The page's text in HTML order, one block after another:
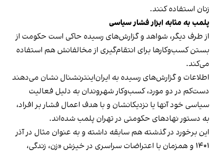
زنان استفاده کنند.
پلمب به مثابه ابزار فشار سیاسی
از طرف دیگر، شواهد و گزارش‌های رسیده حاکی است حکومت از
بستن کسب‌وکارها برای انتقام‌گیری از مخالفانش هم استفاده
می‌کند.
اطلاعات و گزارش‌های رسیده به ایران‌اینترنشنال نشان می‌دهند
دست‌کم در دو مورد، کسب‌وکار شهروندان به دلیل فعالیت
سیاسی خود آنها یا نزدیکانشان و با هدف اعمال فشار بر افراد،
به دستور نهادهای حکومتی در تهران پلمب شده‌اند.
این برخورد در گذشته هم سابقه داشته و به عنوان مثال در آذر
۱۴۰۱ و همزمان با اعتراضات سراسری در خیزش «زن، زندگی،